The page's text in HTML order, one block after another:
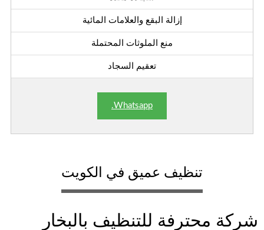
إزالة البقع والعلامات المائية
منع الملوثات المحتملة
تعقيم السجاد
Whatsapp.
تنظيف عميق في الكويت
شركة محترفة للتنظيف بالبخار